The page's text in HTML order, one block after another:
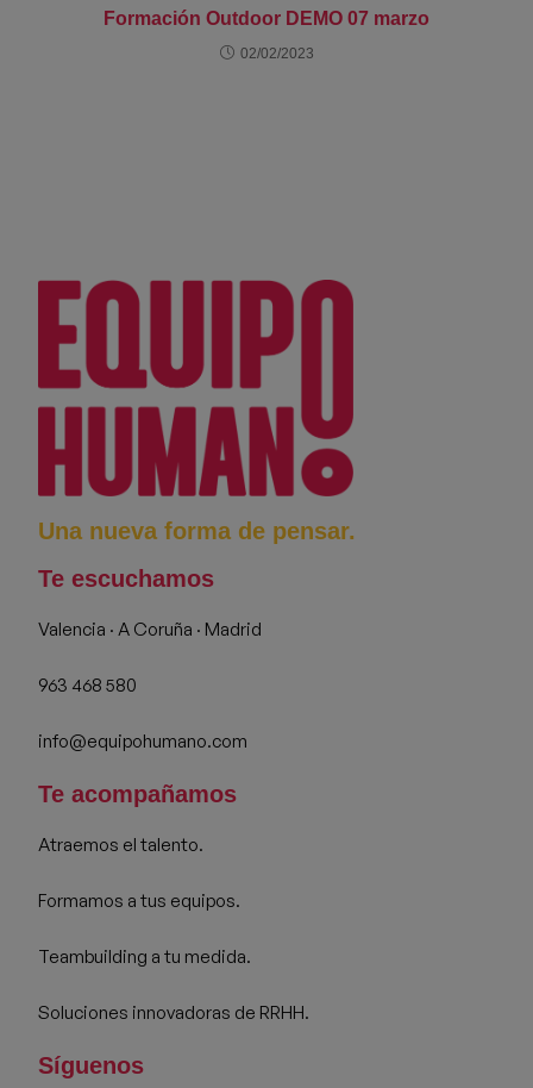
Formación Outdoor DEMO 07 marzo
02/02/2023
Una nueva forma de pensar.
Te escuchamos
Valencia · A Coruña · Madrid
963 468 580
info@equipohumano.com
Te acompañamos
Atraemos el talento.
Formamos a tus equipos.
Teambuilding a tu medida.
Soluciones innovadoras de RRHH.
Síguenos